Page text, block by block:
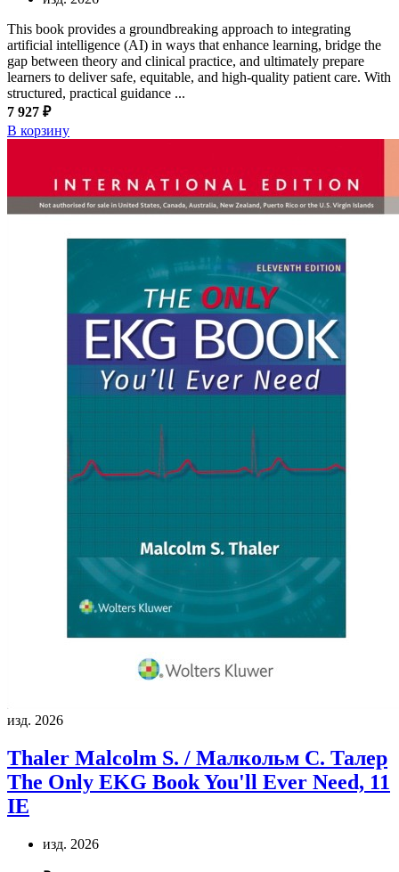
This book provides a groundbreaking approach to integrating
artificial intelligence (AI) in ways that enhance learning, bridge the
gap between theory and clinical practice, and ultimately prepare
learners to deliver safe, equitable, and high-quality patient care. With
structured, practical guidance ...
7 927 ₽
В корзину
изд. 2026
Thaler Malcolm S. / Малкольм С. Талер
The Only EKG Book You'll Ever Need, 11
IE
изд. 2026